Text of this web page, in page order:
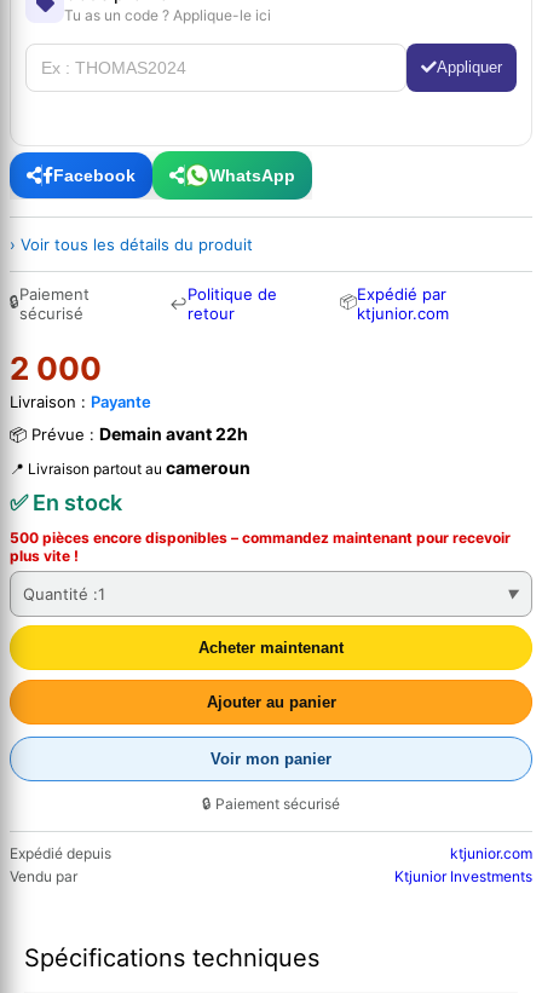
Tu as un code ? Applique-le ici
Appliquer
Facebook WhatsApp
› Voir tous les détails du produit
🔒Paiement
sécurisé
↩Politique de
retour
📦Expédié par
ktjunior.com
2 000
Livraison : Payante
📦 Prévue : Demain avant 22h
📍 Livraison partout au cameroun
✅ En stock
500 pièces encore disponibles – commandez maintenant pour recevoir
plus vite !
Quantité :1
Acheter maintenant
Ajouter au panier
Voir mon panier
🔒 Paiement sécurisé
Expédié depuis
ktjunior.com
Vendu par
Ktjunior Investments
Spécifications techniques